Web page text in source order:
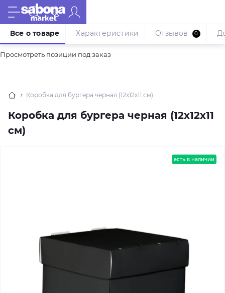
Просмотреть позиции под заказ
Коробка для бургера черная (12х12х11 см)
Коробка для бургера черная (12х12х11
см)
Все о товаре Характеристики Отзывов 0
есть в наличии